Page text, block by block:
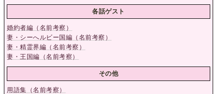
各話ゲスト
婚約者編（名前考察）
妻・シーへルビー国編（名前考察）
妻・精霊界編（名前考察）
妻・王国編（名前考察）
その他
用語集（名前考察）